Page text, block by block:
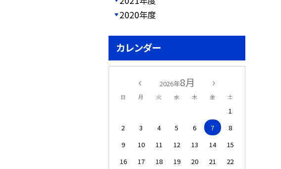
2020年度
カレンダー
2026年8月
日 月 火 水 木 金 土
1
2
3 4 5 6 7
8
9
10 11 12 13 14
15
16
17 18 19 20 21
22